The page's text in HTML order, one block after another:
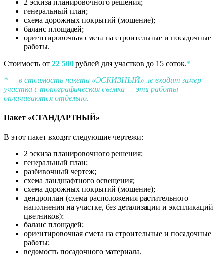
2 эскиза планировочного решения;
генеральный план;
схема дорожных покрытий (мощение);
баланс площадей;
ориентировочная смета на строительные и посадочные
работы.
Стоимость от 22 500 рублей для участков до 15 соток.*
* — в стоимость пакета «ЭСКИЗНЫЙ» не входит замер
участка и топографическая съемка — эти работы
оплачиваются отдельно.
Пакет «СТАНДАРТНЫЙ»
В этот пакет входят следующие чертежи:
2 эскиза планировочного решения;
генеральный план;
разбивочный чертеж;
схема ландшафтного освещения;
схема дорожных покрытий (мощение);
дендроплан (схема расположения растительного
наполнения на участке, без детализации и экспликаций
цветников);
баланс площадей;
ориентировочная смета на строительные и посадочные
работы;
ведомость посадочного материала.